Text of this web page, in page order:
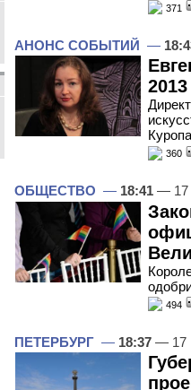
371
АНОНС СОБЫТИЙ —
360
ОБЩЕСТВО — 18:41 — 17
494
ПЕТЕРБУРГ — 18:37 — 17